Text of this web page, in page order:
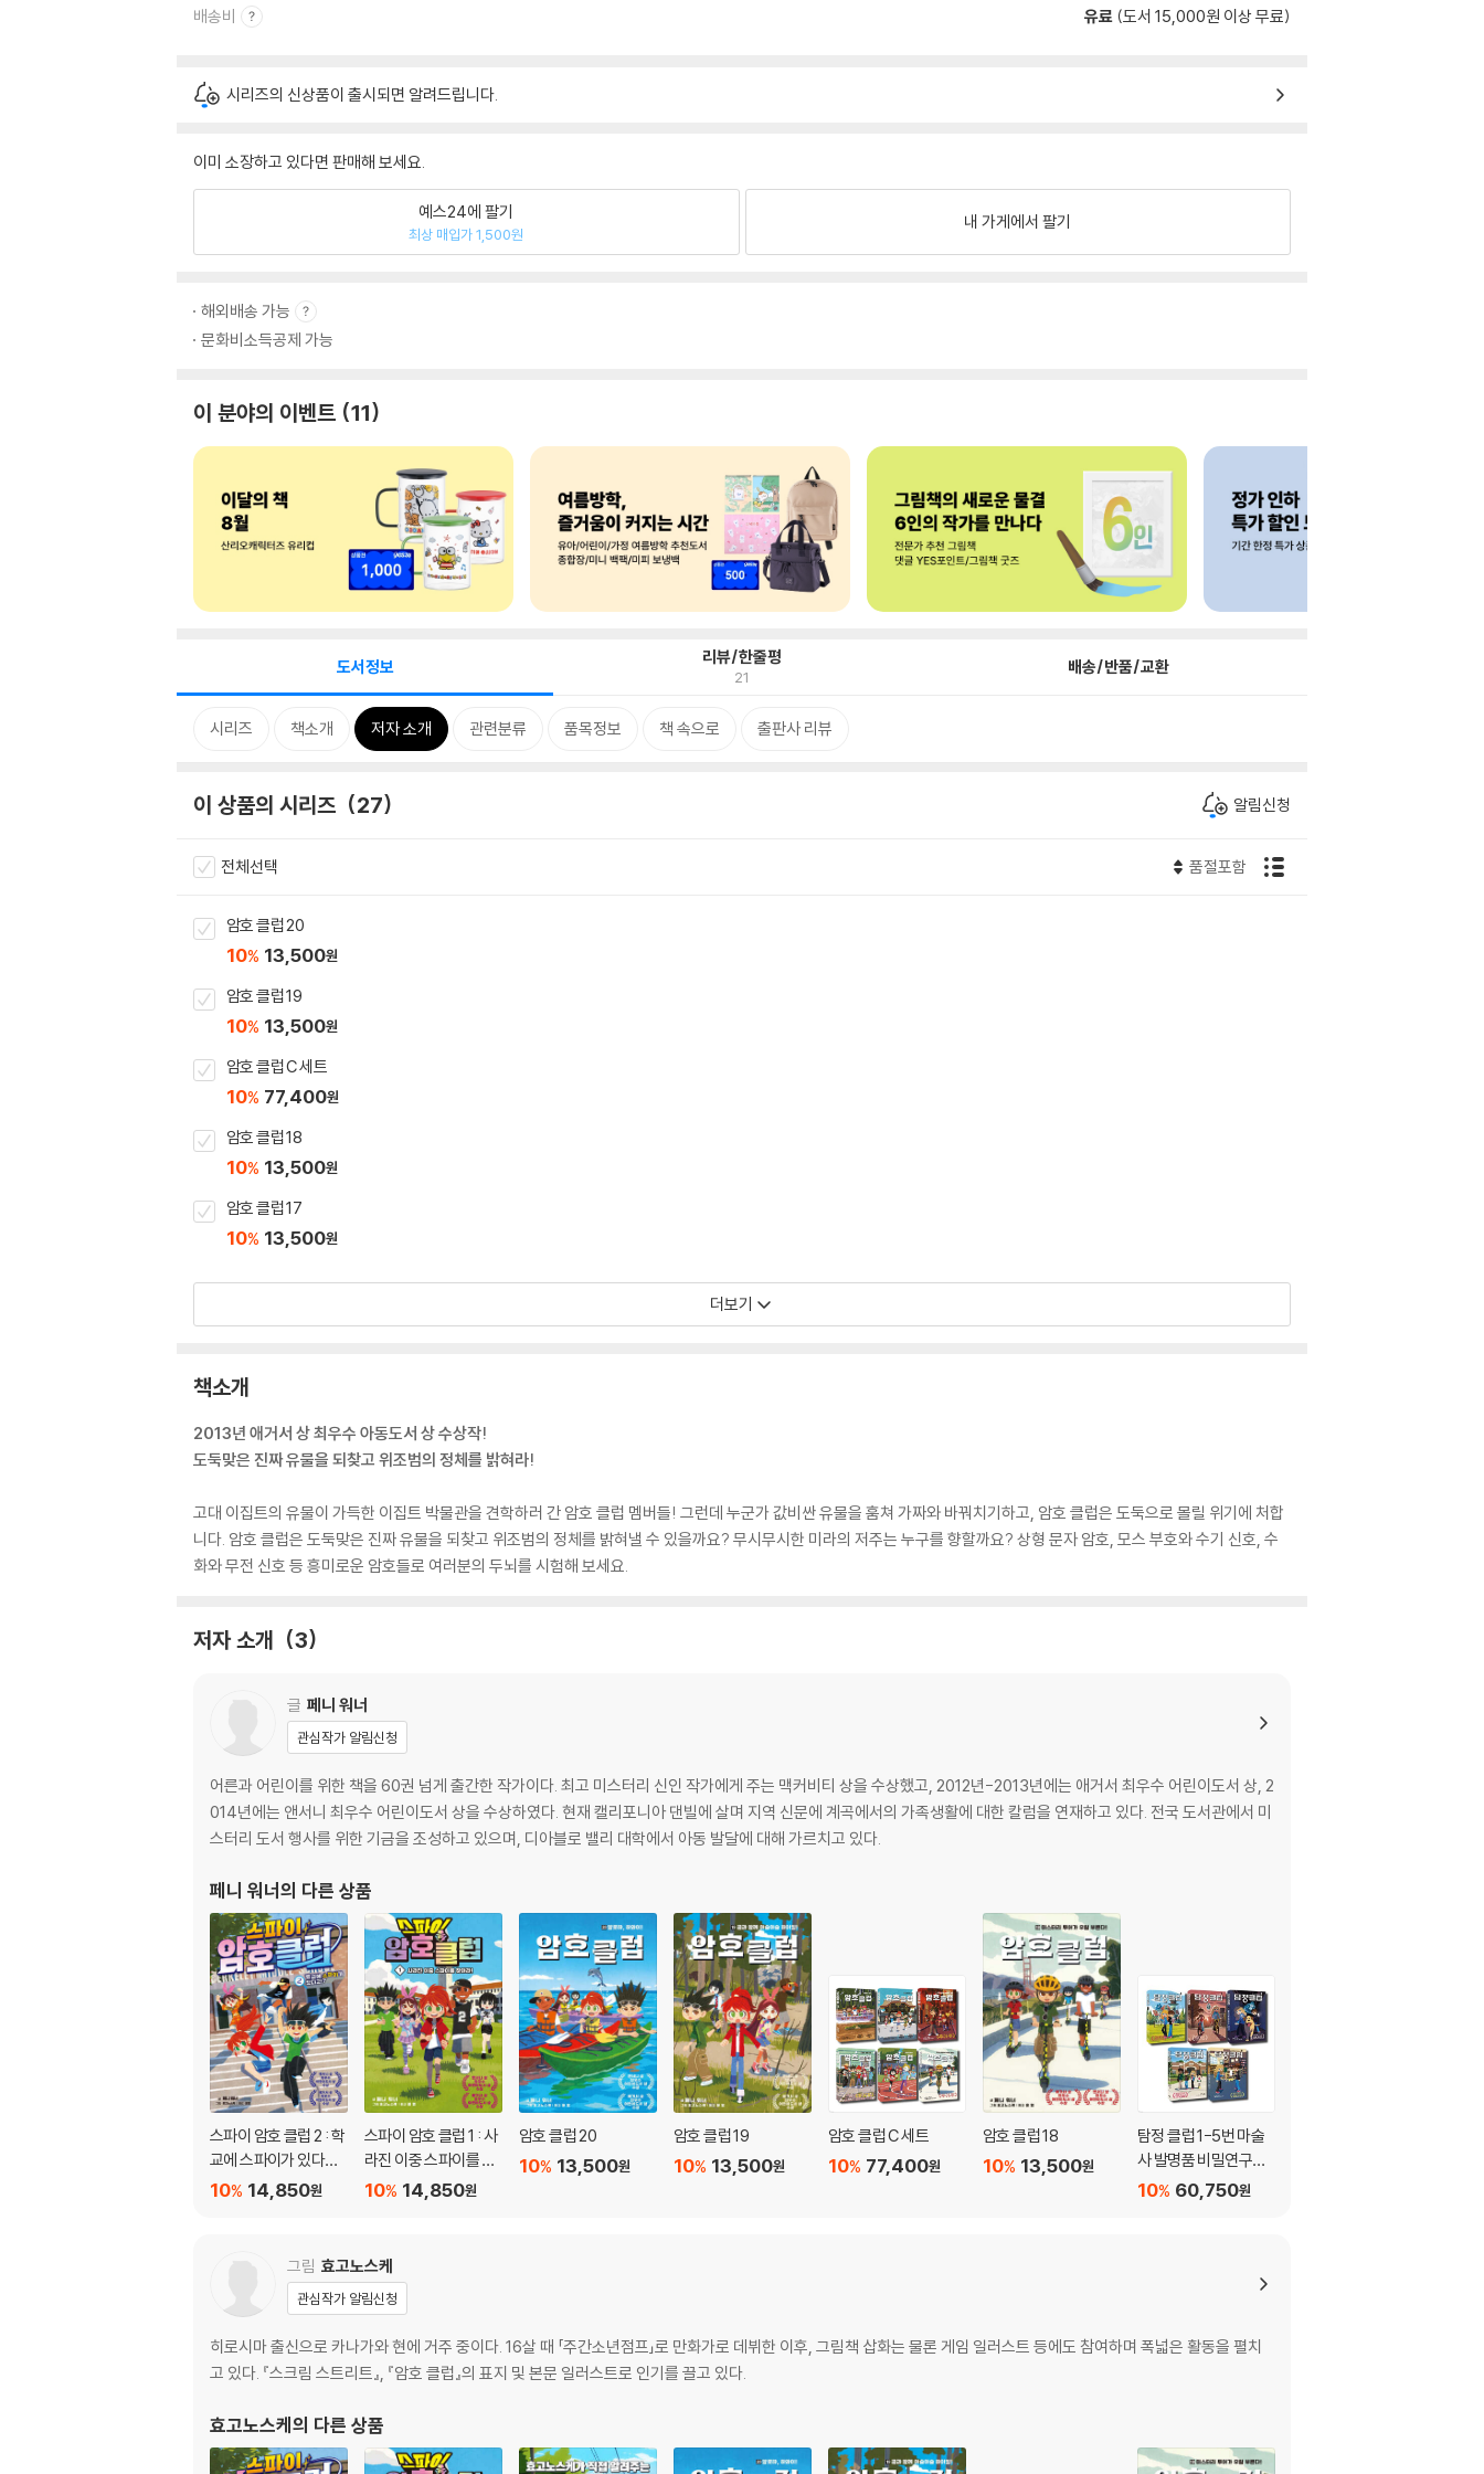
배송비 유료 (도서 15,000원 이상 무료)
시리즈의 신상품이 출시되면 알려드립니다.
이미 소장하고 있다면 판매해 보세요.
예스24에 팔기
최상 매입가 1,500원
내 가게에서 팔기
해외배송 가능
문화비소득공제 가능
이 분야의 이벤트 11
도서정보 리뷰/한줄평
21 배송/반품/교환
시리즈 책소개 저자 소개 관련분류 품목정보 책 속으로 출판사 리뷰
이 상품의 시리즈 27 알림신청
전체선택 품절포함
암호 클럽 20
10% 13,500원
암호 클럽 19
10% 13,500원
암호 클럽 C 세트
10% 77,400원
암호 클럽 18
10% 13,500원
암호 클럽 17
10% 13,500원
더보기
책소개
2013년 애거서 상 최우수 아동도서 상 수상작!
도둑맞은 진짜 유물을 되찾고 위조범의 정체를 밝혀라!
고대 이집트의 유물이 가득한 이집트 박물관을 견학하러 간 암호 클럽 멤버들! 그런데 누군가 값비싼 유물을 훔쳐 가짜와 바꿔치기하고, 암호 클럽은 도둑으로 몰릴 위기에 처합
니다. 암호 클럽은 도둑맞은 진짜 유물을 되찾고 위조범의 정체를 밝혀낼 수 있을까요? 무시무시한 미라의 저주는 누구를 향할까요? 상형 문자 암호, 모스 부호와 수기 신호, 수
화와 무전 신호 등 흥미로운 암호들로 여러분의 두뇌를 시험해 보세요.
저자 소개 3
글 페니 워너
관심작가 알림신청
어른과 어린이를 위한 책을 60권 넘게 출간한 작가이다. 최고 미스터리 신인 작가에게 주는 맥커비티 상을 수상했고, 2012년-2013년에는 애거서 최우수 어린이도서 상, 2
014년에는 앤서니 최우수 어린이도서 상을 수상하였다. 현재 캘리포니아 댄빌에 살며 지역 신문에 계곡에서의 가족생활에 대한 칼럼을 연재하고 있다. 전국 도서관에서 미
스터리 도서 행사를 위한 기금을 조성하고 있으며, 디아블로 밸리 대학에서 아동 발달에 대해 가르치고 있다.
페니 워너의 다른 상품
스파이 암호 클럽 2 : 학
교에 스파이가 있다
고!? 14,850원
10%
스파이 암호 클럽 1 : 사
라진 이중 스파이를 찾
아라! 14,850원
10%
암호 클럽 20
13,500원
10%
암호 클럽 19
13,500원
10%
암호 클럽 C 세트
77,400원
10%
암호 클럽 18
13,500원
10%
탐정 클럽 1-5번 마술
사 발명품 비밀연구소
탈출게임 도서관
60,750원
10%
그림 효고노스케
관심작가 알림신청
히로시마 출신으로 카나가와 현에 거주 중이다. 16살 때 「주간소년점프」로 만화가로 데뷔한 이후, 그림책 삽화는 물론 게임 일러스트 등에도 참여하며 폭넓은 활동을 펼치
고 있다. 『스크림 스트리트』, 『암호 클럽』의 표지 및 본문 일러스트로 인기를 끌고 있다.
효고노스케의 다른 상품